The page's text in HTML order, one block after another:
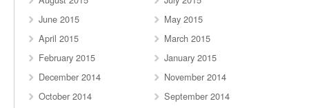
June 2015
May 2015
April 2015
March 2015
February 2015
January 2015
December 2014
November 2014
October 2014
September 2014